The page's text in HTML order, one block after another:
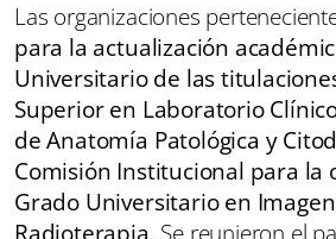
Las organizaciones
para la actualización
Universitario de las
Superior en Laboratorio
de Anatomía Patológica y
Comisión Institucional para la
Grado Universitario en